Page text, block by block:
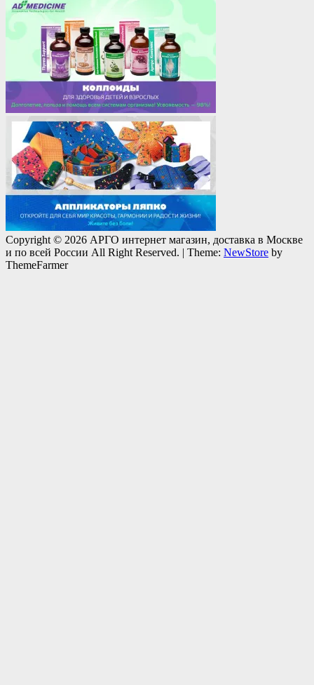
Copyright © 2026 АРГО интернет магазин, доставка в Москве
и по всей России All Right Reserved. | Theme: NewStore by
ThemeFarmer